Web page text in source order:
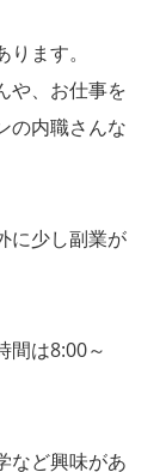
ます。
や、お仕事を
の内職さんな
に少し副業が
間は8:00～
など興味があ